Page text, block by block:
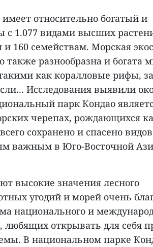
относительно богатый и
с 1.077 видами высших
160 семействам. Морская
также разнообразна и богата
как коралловые рифы,
Исследования выявили
парк Кондао
черепах, рождающихся
сохранено и спасено
важным в Юго-Восточной
высокие значения лесного
угодий и морей очень
национального и
любящих открывать для себя
В национальном парке